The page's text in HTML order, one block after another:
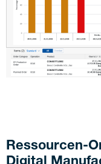
Ressourcen-